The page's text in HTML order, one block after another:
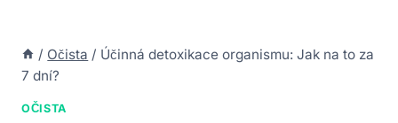
/ Očista / Účinná detoxikace organismu: Jak na to za
7 dní?
OČISTA